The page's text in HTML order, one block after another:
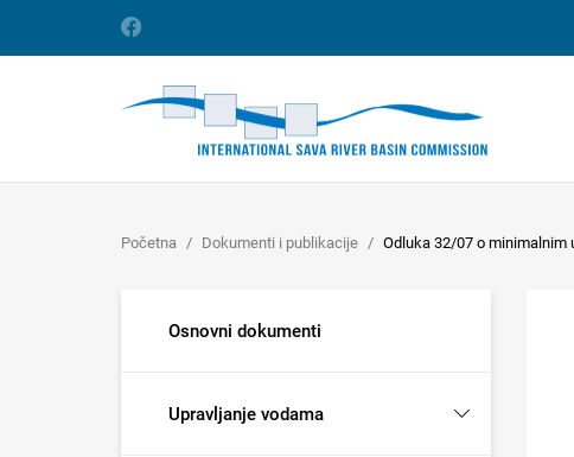
Početna Dokumenti i publikacije Odluka 32/07 o minimalnim
Osnovni dokumenti
Upravljanje vodama